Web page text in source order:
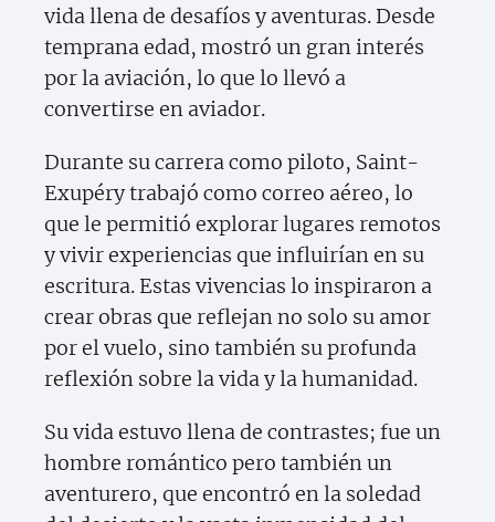
vida llena de desafíos y aventuras. Desde
temprana edad, mostró un gran interés
por la aviación, lo que lo llevó a
convertirse en aviador.
Durante su carrera como piloto, Saint-
Exupéry trabajó como correo aéreo, lo
que le permitió explorar lugares remotos
y vivir experiencias que influirían en su
escritura. Estas vivencias lo inspiraron a
crear obras que reflejan no solo su amor
por el vuelo, sino también su profunda
reflexión sobre la vida y la humanidad.
Su vida estuvo llena de contrastes; fue un
hombre romántico pero también un
aventurero, que encontró en la soledad